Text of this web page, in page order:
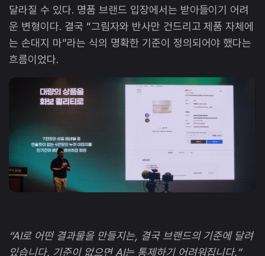
달라질 수 있다. 명품 브랜드 입장에서는 받아들이기 어려
운 변형이다. 결국 “그림자와 반사만 건드리고 제품 자체에
는 손대지 마”라는 식의 명확한 기준이 정의되어야 했다는
흐름이었다.
“AI로 어떤 결과물을 만들지는, 결국 브랜드의 기준에 달려
있습니다. 기준이 없으면 AI는 통제하기 어려워집니다.”